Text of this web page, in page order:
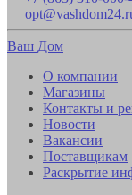
Ваш Дом
О компании
Магазины
Контакты и
Новости
Вакансии
Поставщикам
Раскрытие